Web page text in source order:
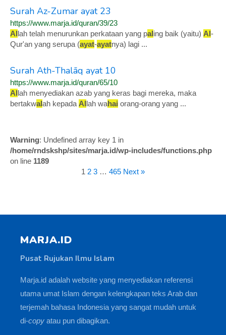
Surah Az-Zumar ayat 23
https://www.marja.id/quran/39/23
Allah telah menurunkan perkataan yang paling baik (yaitu) Al-
Qur'an yang serupa (ayat-ayatnya) lagi ...
Surah Ath-Thalāq ayat 10
https://www.marja.id/quran/65/10
Allah menyediakan azab yang keras bagi mereka, maka
bertakwalah kepada Allah wahai orang-orang yang ...
Warning: Undefined array key 1 in
/home/rndskshp/sites/marja.id/wp-includes/functions.php
on line 1189
1 2 3 … 465 Next »
MARJA.ID
Pusat Rujukan Ilmu Islam
Marja.id adalah website yang menyediakan referensi
utama umat Islam dengan kelengkapan teks Arab dan
terjemah bahasa Indonesia yang sangat mudah untuk
di-copy atau pun dibagikan.